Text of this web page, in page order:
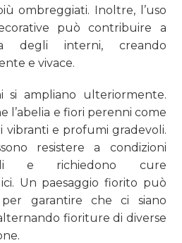
ombreggiati. Inoltre, l’uso
può contribuire a
degli interni, creando
e vivace.
si ampliano ulteriormente.
l’abelia e fiori perenni come
vibranti e profumi gradevoli.
resistere a condizioni
e richiedono cure
Un paesaggio fiorito può
per garantire che ci siano
fioriture di diverse